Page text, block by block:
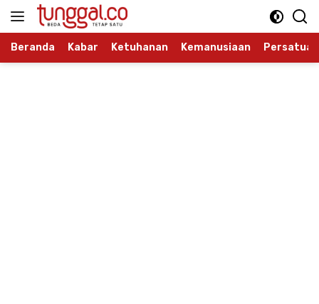
Langsung
Beranda Kabar Ketuhanan Kemanusiaan Persatuan